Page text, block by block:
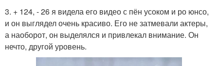
3. + 124, - 26 я видела его видео с пён усоком и ро юнсо,
и он выглядел очень красиво. Его не затмевали актеры,
а наоборот, он выделялся и привлекал внимание. Он
нечто, другой уровень.